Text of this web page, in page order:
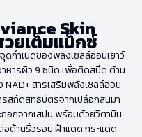
Skin
ยเต็มแม็กซ์
กำเนิดของพลังเซลล์อ่อนเยาว์
าหารผิว 9 ชนิด เพื่อติดสปีด ต้าน
สารเสริมพลังเซลล์อ่อน
รสกัดสิทธิบัตรจากเปลือกสนมา
อกจากเสปน พร้อมด้วยวิตามิน
อต้านริ้วรอย ฝ้าแดด กระแดด